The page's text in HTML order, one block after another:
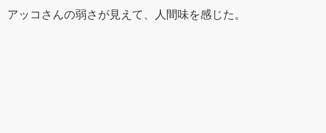
アッコさんの弱さが見えて、人間味を感じた。